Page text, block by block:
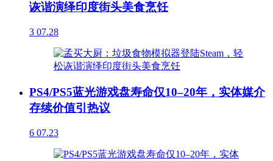
诙谐演绎印度街头美食烹饪
3 07.28
PS4/PS5蓝光游戏盘寿命仅10–20年，实体媒介
存续价值引热议
6 07.23